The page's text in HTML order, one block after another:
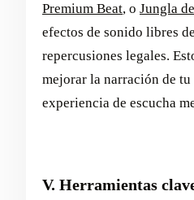
Premium Beat, o Jungla
efectos de sonido libres
repercusiones legales.
mejorar la narración de
experiencia de escucha
V. Herramientas